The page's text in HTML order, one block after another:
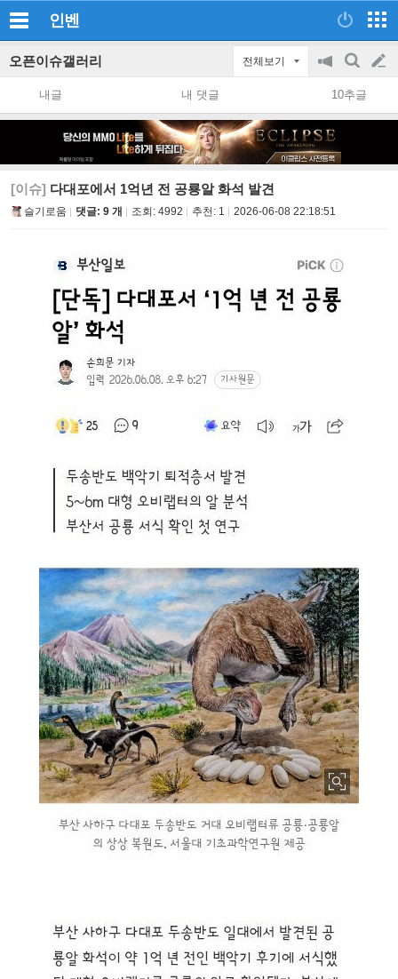
인벤
오픈이슈갤러리 전체보기
공
지
on/off
검
색
글
쓰
내글 내 댓글 10추글
[이슈] 다대포에서 1억년 전 공룡알 화석 발견
슬기로움 댓글: 9 개 조회: 4992 추천: 1 2026-06-08 22:18:51